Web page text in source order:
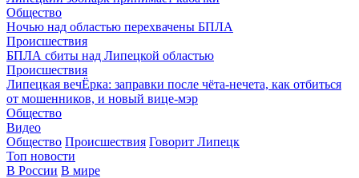
Общество
Ночью над областью перехвачены БПЛА
Происшествия
БПЛА сбиты над Липецкой областью
Происшествия
Липецкая вечЁрка: заправки после чёта-нечета, как отбиться
от мошенников, и новый вице-мэр
Общество
Видео
Общество Происшествия Говорит Липецк
Топ новости
В России В мире